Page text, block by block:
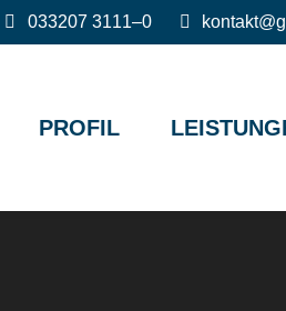
033207 3111–0
PROFIL